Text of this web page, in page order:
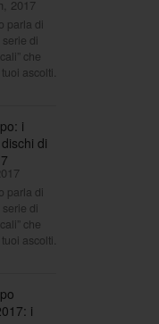
2017
parla di
di
che
ascolti.
i
di
parla di
di
che
ascolti.
i